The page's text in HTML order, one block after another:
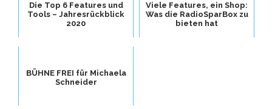
Die Top 6 Features und
Tools – Jahresrückblick
2020
Viele Features, ein Shop:
Was die RadioSparBox zu
bieten hat
BÜHNE FREI für Michaela
Schneider